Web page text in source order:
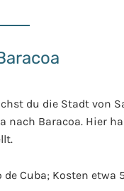
du die Stadt von
nach Baracoa. Hier
Cuba; Kosten etwa